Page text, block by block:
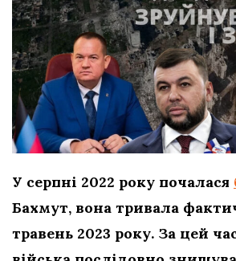
У серпні 2022 року почалася
Бахмут, вона тривала
травень 2023 року. За цей